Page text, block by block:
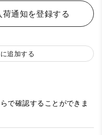
荷通知を登録する
追加する
で確認することができま